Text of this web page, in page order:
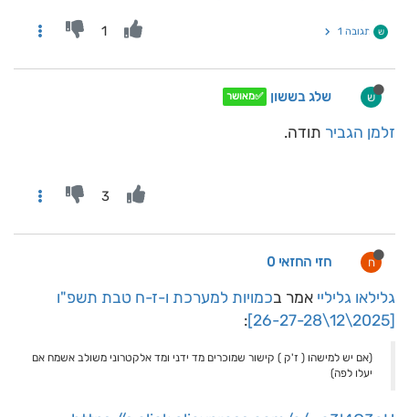
ש תגובה 1 1
ש שלג בששון ✅מאושר
זלמן הגביר תודה.
3
ח חזי החזאי 0
גלילאו גליליי אמר בכמויות למערכת ו-ז-ח טבת תשפ"ו
[2025\12\26-27-28]
:
(אם יש למישהו ( ז'ק ) קישור שמוכרים מד ידני ומד אלקטרוני משולב אשמח אם
יעלו לפה)